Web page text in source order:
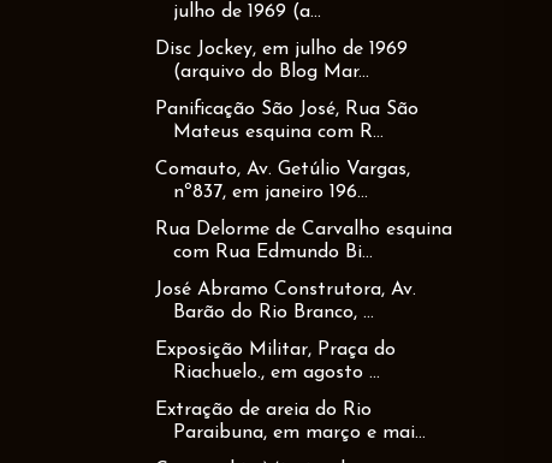
julho de 1969 (a...
Disc Jockey, em julho de 1969
(arquivo do Blog Mar...
Panificação São José, Rua São
Mateus esquina com R...
Comauto, Av. Getúlio Vargas,
nº837, em janeiro 196...
Rua Delorme de Carvalho esquina
com Rua Edmundo Bi...
José Abramo Construtora, Av.
Barão do Rio Branco, ...
Exposição Militar, Praça do
Riachuelo., em agosto ...
Extração de areia do Rio
Paraibuna, em março e mai...